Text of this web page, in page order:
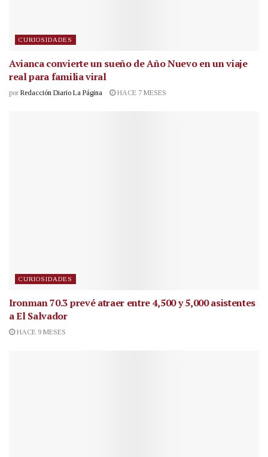
CURIOSIDADES
Avianca convierte un sueño de Año Nuevo en un viaje
real para familia viral
por Redacción Diario La Página HACE 7 MESES
CURIOSIDADES
Ironman 70.3 prevé atraer entre 4,500 y 5,000 asistentes
a El Salvador
HACE 9 MESES